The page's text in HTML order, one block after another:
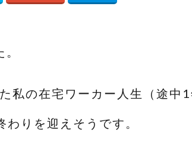
私の在宅ワーカー人生（途中
りを迎えそうです。